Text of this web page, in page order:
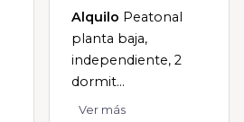
Alquilo Peatonal
planta baja,
independiente, 2
dormit...
Ver más